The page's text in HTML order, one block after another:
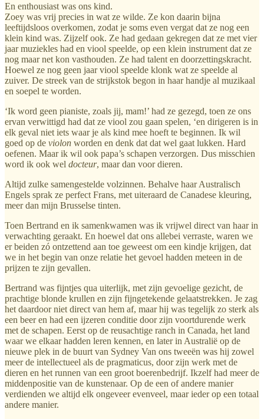
En enthousiast was ons kind.
Zoey was vrij precies in wat ze wilde. Ze kon daarin bijna
leeftijdsloos overkomen, zodat je soms even vergat dat ze nog een
klein kind was. Zijzelf ook. Ze had gedaan gekregen dat ze met vier
jaar muziekles had en viool speelde, op een klein instrument dat ze
nog maar net kon vasthouden. Ze had talent en doorzettingskracht.
Hoewel ze nog geen jaar viool speelde klonk wat ze speelde al
zuiver. De streek van de strijkstok begon in haar handje al muzikaal
en soepel te worden.
‘Ik word geen pianiste, zoals jij, mam!’ had ze gezegd, toen ze ons
ervan verwittigd had dat ze viool zou gaan spelen, ‘en dirigeren is in
elk geval niet iets waar je als kind mee hoeft te beginnen. Ik wil
goed op de violon worden en denk dat dat wel gaat lukken. Hard
oefenen. Maar ik wil ook papa’s schapen verzorgen. Dus misschien
word ik ook wel docteur, maar dan voor dieren.
Altijd zulke samengestelde volzinnen. Behalve haar Australisch
Engels sprak ze perfect Frans, met uiteraard de Canadese kleuring,
meer dan mijn Brusselse tinten.
Toen Bertrand en ik samenkwamen was ik vrijwel direct van haar in
verwachting geraakt. En hoewel dat ons allebei verraste, waren we
er beiden zó ontzettend aan toe geweest om een kindje krijgen, dat
we in het begin van onze relatie het gevoel hadden meteen in de
prijzen te zijn gevallen.
Bertrand was fijntjes qua uiterlijk, met zijn gevoelige gezicht, de
prachtige blonde krullen en zijn fijngetekende gelaatstrekken. Je zag
het daardoor niet direct van hem af, maar hij was tegelijk zo sterk als
een beer en had een ijzeren conditie door zijn voortdurende werk
met de schapen. Eerst op de reusachtige ranch in Canada, het land
waar we elkaar hadden leren kennen, en later in Australië op de
nieuwe plek in de buurt van Sydney Van ons tweeën was hij zowel
meer de intellectueel als de pragmaticus, door zijn werk met de
dieren en het runnen van een groot boerenbedrijf. Ikzelf had meer de
middenpositie van de kunstenaar. Op de een of andere manier
verdienden we altijd elk ongeveer evenveel, maar ieder op een totaal
andere manier.